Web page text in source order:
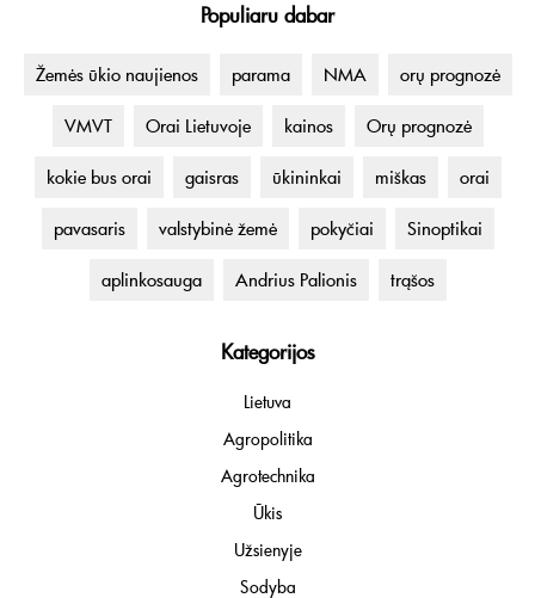
Populiaru dabar
Žemės ūkio naujienos parama NMA orų prognozė
VMVT Orai Lietuvoje kainos Orų prognozė
kokie bus orai gaisras ūkininkai miškas orai
pavasaris valstybinė žemė pokyčiai Sinoptikai
aplinkosauga Andrius Palionis trąšos
Kategorijos
Lietuva
Agropolitika
Agrotechnika
Ūkis
Užsienyje
Sodyba